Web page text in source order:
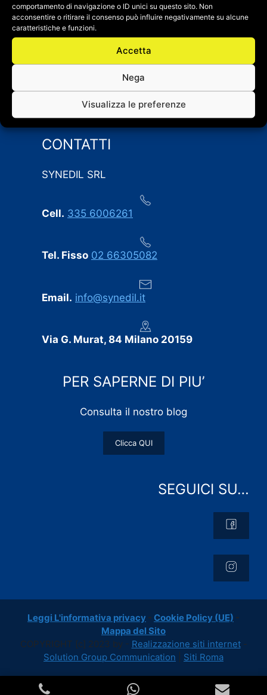
comportamento di navigazione o ID unici su questo sito. Non
acconsentire o ritirare il consenso può influire negativamente su alcune
caratteristiche e funzioni.
Accetta
Nega
Visualizza le preferenze
Salva il mio nome, email e sito web in questo
browser per la prossima volta che
commento.
CONTATTI
SYNEDIL SRL
Cell. 335 6006261
Tel. Fisso 02 66305082
Email. info@synedil.it
Via G. Murat, 84 Milano 20159
PER SAPERNE DI PIU’
Consulta il nostro blog
Clicca QUI
SEGUICI SU…
Leggi L'informativa privacy - Cookie Policy (UE) -
Mappa del Sito
COPYRIGHT [c] 2023 by - Realizzazione siti internet-
Solution Group Communication
Siti Roma